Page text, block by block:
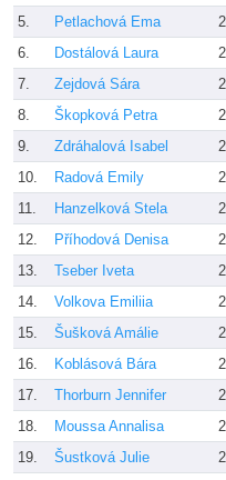
5.
Petlachová Ema
6.
Dostálová Laura
7.
Zejdová Sára
8.
Škopková Petra
9.
Zdráhalová Isabel
10.
Radová Emily
11.
Hanzelková Stela
12.
Příhodová Denisa
13.
Tseber Iveta
14.
Volkova Emiliia
15.
Šušková Amálie
16.
Koblásová Bára
17.
Thorburn Jennifer
18.
Moussa Annalisa
19.
Šustková Julie